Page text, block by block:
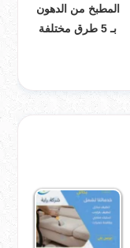
المطبخ من الدهون
بـ 5 طرق مختلفة